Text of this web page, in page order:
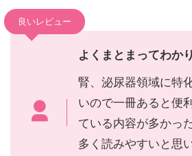
良いレビュー
よくまとまってわか
腎、泌尿器領域に特
いので一冊あると便
ている内容が多かっ
多く読みやすいと思